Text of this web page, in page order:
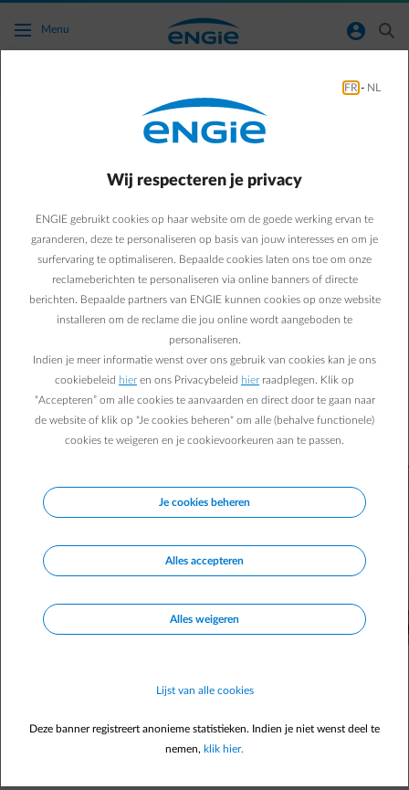
Ga naar de hoofdinhoud
Menu normal-account-circle search
Groener leven
Minder CO2 dankzij deze
4 tips van Moenia
Suzanne M.
20/01/2021 ·1 min
De 24-jarige Moenia Ladhib beschrijft zichzelf als een
klimaatoptimiste. Deze studente, maar ook oprichtster van
zij – wil engageren voor een meer koolstofneutrale
toekomst.
FR - NL
Wij respecteren je privacy
ENGIE gebruikt cookies op haar website om de goede werking ervan te
garanderen, deze te personaliseren op basis van jouw interesses en om je
surfervaring te optimaliseren. Bepaalde cookies laten ons toe om onze
reclameberichten te personaliseren via online banners of directe
berichten. Bepaalde partners van ENGIE kunnen cookies op onze website
installeren om de reclame die jou online wordt aangeboden te
personaliseren.
Indien je meer informatie wenst over ons gebruik van cookies kan je ons
cookiebeleid hier en ons Privacybeleid hier raadplegen. Klik op
“Accepteren” om alle cookies te aanvaarden en direct door te gaan naar
de website of klik op "Je cookies beheren" om alle (behalve functionele)
cookies te weigeren en je cookievoorkeuren aan te passen.
Je cookies beheren
Alles accepteren
Alles weigeren
Lijst van alle cookies
Deze banner registreert anonieme statistieken. Indien je niet wenst deel te
nemen, klik hier.